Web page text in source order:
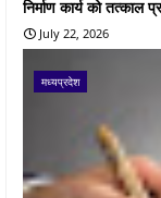
निर्माण कार्य को तत्काल
July 22, 2026
मध्यप्रदेश